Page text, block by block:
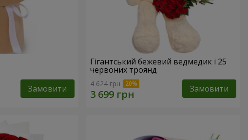
Замовити
Гігантський бежевий ведмедик і 25
червоних троянд
4 624 грн Замовити